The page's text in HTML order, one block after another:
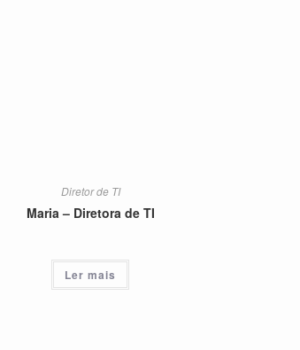
Diretor de TI
Maria – Diretora de TI
Ler mais